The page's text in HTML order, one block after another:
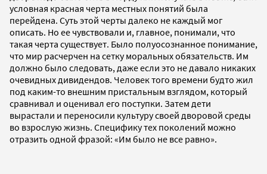
условная красная черта местных понятий была
перейдена. Суть этой черты далеко не каждый мог
описать. Но ее чувствовали и, главное, понимали, что
такая черта существует. Было полуосознанное понимание,
что мир расчерчен на сетку моральных обязательств. Им
должно было следовать, даже если это не давало никаких
очевидных дивидендов. Человек того времени будто жил
под каким-то внешним пристальным взглядом, который
сравнивал и оценивал его поступки. Затем дети
вырастали и переносили культуру своей дворовой среды
во взрослую жизнь. Специфику тех поколений можно
отразить одной фразой: «Им было не все равно».